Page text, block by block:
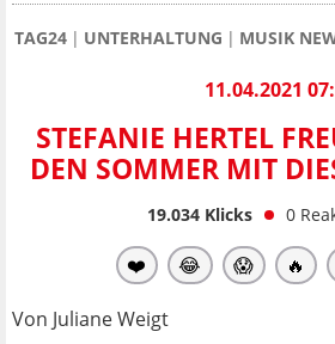
TAG24 UNTERHALTUNG MUSIK
11.04.2021
STEFANIE HERTEL
DEN SOMMER MIT
19.034Klicks 0
❤️ 😂 😱 🔥
Von Juliane Weigt